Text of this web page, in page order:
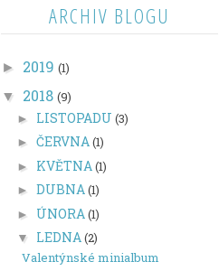
ARCHIV BLOGU
► 2019 (1)
▼ 2018 (9)
► LISTOPADU (3)
► ČERVNA(1)
► KVĚTNA (1)
► DUBNA(1)
► ÚNORA (1)
▼ LEDNA(2)
Valentýnské minialbum